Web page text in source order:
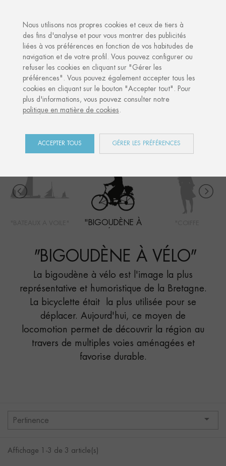
Accueil Shop Côte Ouest Bigoudène à vélo
CÔTE OUEST
"BIGOUDÈNE À
"BIGOUDÈNE À VÉLO"
La bigoudène à vélo est l'image la plus
représentative et humoristique de la Bretagne.
La bicyclette était la plus utilisée pour se
déplacer. Aujourd'hui, ce moyen de
locomotion permet de découvrir la région au
travers de multiples voies aménagées et
favorise durable.
Pertinence 
Affichage 1-3 de 3 article(s)
Nous utilisons nos propres cookies et ceux de tiers à
des fins d'analyse et pour vous montrer des publicités
liées à vos préférences en fonction de vos habitudes de
navigation et de votre profil. Vous pouvez configurer ou
refuser les cookies en cliquant sur "Gérer les
préférences". Vous pouvez également accepter tous les
cookies en cliquant sur le bouton "Accepter tout". Pour
plus d'informations, vous pouvez consulter notre
politique en matière de cookies.
ACCEPTER TOUS GÉRER LES PRÉFÉRENCES